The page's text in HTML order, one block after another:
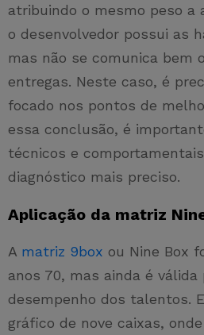
atribuindo o mesmo peso a
o desenvolvedor possui as
mas não se comunica bem
entregas. Neste caso, é
focado nos pontos de
essa conclusão, é
técnicos e
diagnóstico mais preciso.
Aplicação da matriz
A matriz 9box ou Nine Box
anos 70, mas ainda é válida
desempenho dos talentos.
gráfico de nove caixas,